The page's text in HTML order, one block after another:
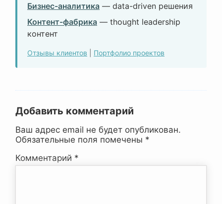
Бизнес-аналитика — data-driven решения
Контент-фабрика — thought leadership
контент
Отзывы клиентов Портфолио проектов
Добавить комментарий
Ваш адрес email не будет опубликован.
Обязательные поля помечены *
Комментарий *